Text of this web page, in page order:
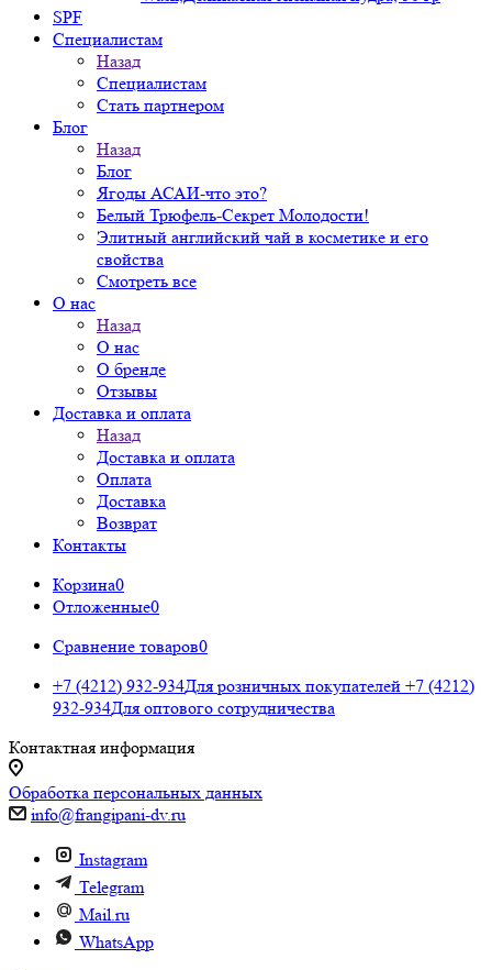
SPF
Специалистам
Назад
Специалистам
Стать партнером
Блог
Назад
Блог
Ягоды АСАИ-что это?
Белый Трюфель-Секрет Молодости!
Элитный английский чай в косметике и его
свойства
Смотреть все
О нас
Назад
О нас
О бренде
Отзывы
Доставка и оплата
Назад
Доставка и оплата
Оплата
Доставка
Возврат
Контакты
Корзина0
Отложенные0
Сравнение товаров0
+7 (4212) 932-934Для розничных покупателей +7 (4212)
932-934Для оптового сотрудничества
Контактная информация
Обработка персональных данных
info@frangipani-dv.ru
Instagram
Telegram
Mail.ru
WhatsApp